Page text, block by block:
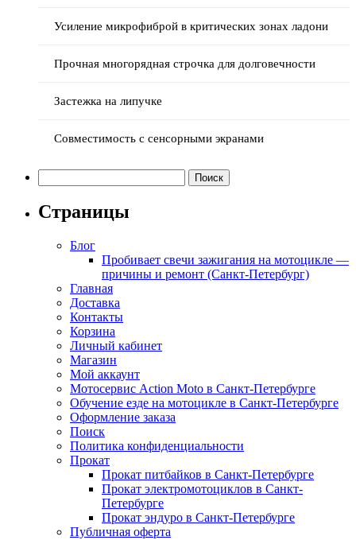
Усиление микрофиброй в критических зонах ладони
Прочная многорядная строчка для долговечности
Застежка на липучке
Совместимость с сенсорными экранами
Страницы
Блог
Пробивает свечи зажигания на мотоцикле —
причины и ремонт (Санкт-Петербург)
Главная
Доставка
Контакты
Корзина
Личный кабинет
Магазин
Мой аккаунт
Мотосервис Action Moto в Санкт-Петербурге
Обучение езде на мотоцикле в Санкт-Петербурге
Оформление заказа
Поиск
Политика конфиденциальности
Прокат
Прокат питбайков в Санкт-Петербурге
Прокат электромотоциклов в Санкт-
Петербурге
Прокат эндуро в Санкт-Петербурге
Публичная оферта